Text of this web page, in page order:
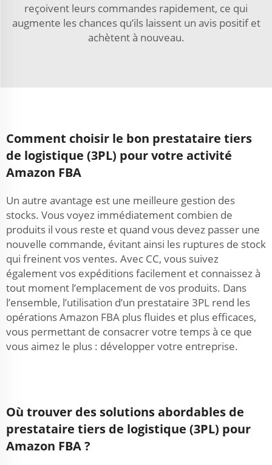
reçoivent leurs commandes rapidement, ce qui
augmente les chances qu’ils laissent un avis positif et
achètent à nouveau.
Comment choisir le bon prestataire tiers
de logistique (3PL) pour votre activité
Amazon FBA
Un autre avantage est une meilleure gestion des
stocks. Vous voyez immédiatement combien de
produits il vous reste et quand vous devez passer une
nouvelle commande, évitant ainsi les ruptures de stock
qui freinent vos ventes. Avec CC, vous suivez
également vos expéditions facilement et connaissez à
tout moment l’emplacement de vos produits. Dans
l’ensemble, l’utilisation d’un prestataire 3PL rend les
opérations Amazon FBA plus fluides et plus efficaces,
vous permettant de consacrer votre temps à ce que
vous aimez le plus : développer votre entreprise.
Où trouver des solutions abordables de
prestataire tiers de logistique (3PL) pour
Amazon FBA ?